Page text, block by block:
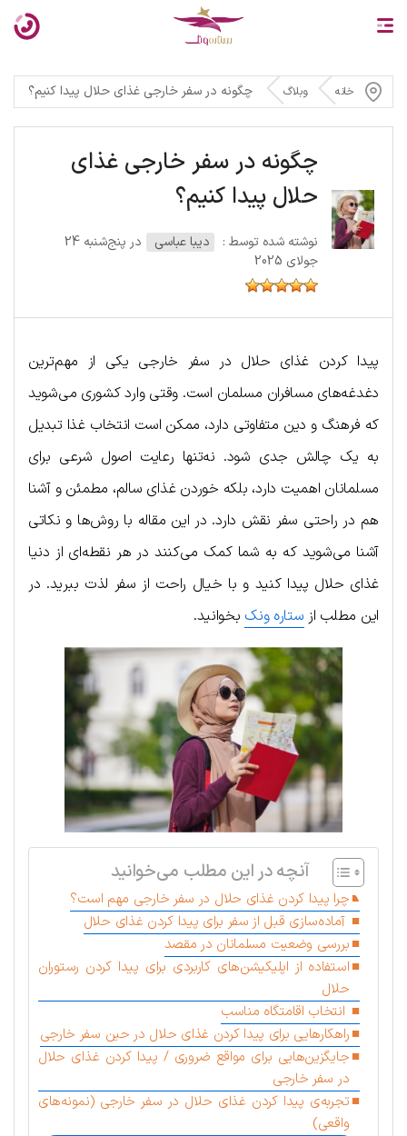
خانه وبلاگ چگونه در سفر خارجی غذای حلال پیدا کنیم؟
چگونه در سفر خارجی غذای
حلال پیدا کنیم؟
نوشته شده توسط : دیبا عباسی
در پنج‌شنبه 24
جولای 2025
پیدا کردن غذای حلال در سفر خارجی یکی از مهم‌ترین
دغدغه‌های مسافران مسلمان است. وقتی وارد کشوری می‌شوید
که فرهنگ و دین متفاوتی دارد، ممکن است انتخاب غذا تبدیل
به یک چالش جدی شود. نه‌تنها رعایت اصول شرعی برای
مسلمانان اهمیت دارد، بلکه خوردن غذای سالم، مطمئن و آشنا
هم در راحتی سفر نقش دارد. در این مقاله با روش‌ها و نکاتی
آشنا می‌شوید که به شما کمک می‌کنند در هر نقطه‌ای از دنیا
غذای حلال پیدا کنید و با خیال راحت از سفر لذت ببرید. در
این مطلب از ستاره ونک بخوانید.
آنچه در این مطلب می‌خوانید
چرا پیدا کردن غذای حلال در سفر خارجی مهم است؟
آماده‌سازی قبل از سفر برای پیدا کردن غذای حلال
بررسی وضعیت مسلمانان در مقصد
استفاده از اپلیکیشن‌های کاربردی برای پیدا کردن رستوران
حلال
انتخاب اقامتگاه مناسب
راهکارهایی برای پیدا کردن غذای حلال در حین سفر خارجی
جایگزین‌هایی برای مواقع ضروری / پیدا کردن غذای حلال
در سفر خارجی
تجربه‌ی پیدا کردن غذای حلال در سفر خارجی (نمونه‌های
واقعی)